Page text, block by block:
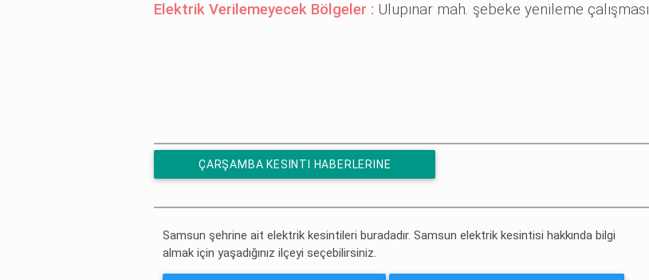
Elektrik Verilemeyecek Bölgeler : Ulupınar mah. şebeke yeni̇leme çalışması
ÇARŞAMBA KESINTI HABERLERINE
Samsun şehrine ait elektrik kesintileri buradadır. Samsun elektrik kesintisi hakkında bilgi
almak için yaşadığınız ilçeyi seçebilirsiniz.